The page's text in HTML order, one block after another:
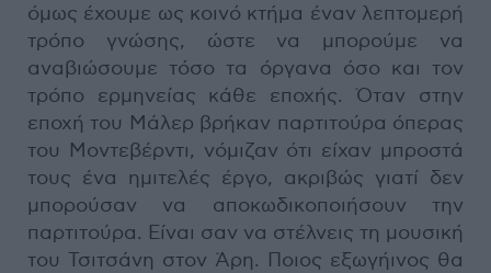
όμως έχουμε ως κοινό κτήμα έναν λεπτομερή
τρόπο γνώσης, ώστε να μπορούμε να
αναβιώσουμε τόσο τα όργανα όσο και τον
τρόπο ερμηνείας κάθε εποχής. Όταν στην
εποχή του Μάλερ βρήκαν παρτιτούρα όπερας
του Μοντεβέρντι, νόμιζαν ότι είχαν μπροστά
τους ένα ημιτελές έργο, ακριβώς γιατί δεν
μπορούσαν να αποκωδικοποιήσουν την
παρτιτούρα. Είναι σαν να στέλνεις τη μουσική
του Τσιτσάνη στον Άρη. Ποιος εξωγήινος θα